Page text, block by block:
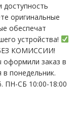
доступность
оригинальные
обеспечат
устройства!
БЕЗ КОМИССИИ!
оформили заказ в
понедельник.
ПН-СБ 10:00-18:00